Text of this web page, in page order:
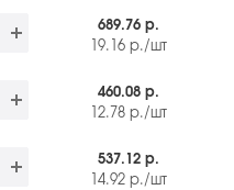
689.76 р.
19.16 р./шт
460.08 р.
12.78 р./шт
537.12 р.
14.92 р./шт